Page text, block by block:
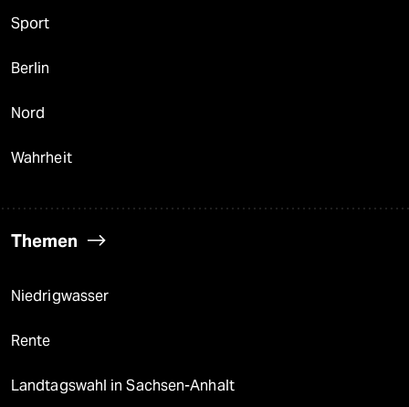
Sport
Berlin
Nord
Wahrheit
Themen
Niedrigwasser
Rente
Landtagswahl in Sachsen-Anhalt